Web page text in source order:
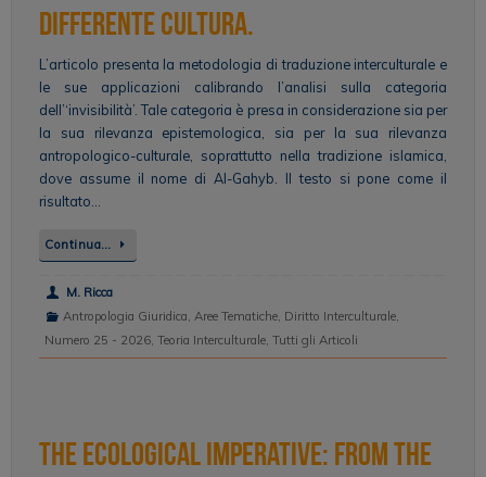
differente cultura.
L’articolo presenta la metodologia di traduzione interculturale e
le sue applicazioni calibrando l’analisi sulla categoria
dell’‘invisibilità’. Tale categoria è presa in considerazione sia per
la sua rilevanza epistemologica, sia per la sua rilevanza
antropologico-culturale, soprattutto nella tradizione islamica,
dove assume il nome di Al-Gahyb. Il testo si pone come il
risultato…
Continua…
M. Ricca
Antropologia Giuridica, Aree Tematiche, Diritto Interculturale,
Numero 25 - 2026, Teoria Interculturale, Tutti gli Articoli
The Ecological Imperative: From the